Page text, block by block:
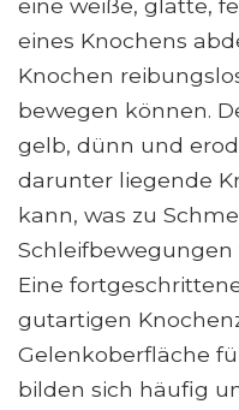
eine weiße, glatte,
eines Knochens
Knochen
bewegen können.
gelb, dünn und
darunter liegende
kann, was zu
Schleifbewegungen
Eine
gutartigen
Gelenkoberfläche
bilden sich häufig